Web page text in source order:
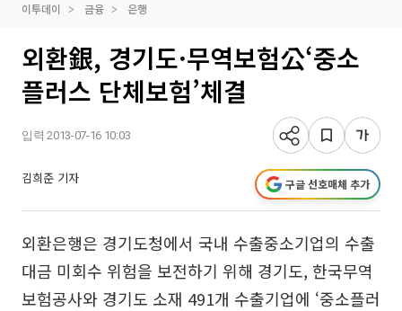
이투데이 금융 은행
외환銀, 경기도·무역보험公‘중소
플러스 단체보험’체결
입력 2013-07-16 10:03
김희준 기자 구글 선호매체 추가
외환은행은 경기도청에서 국내 수출중소기업의 수출
대금 미회수 위험을 보전하기 위해 경기도, 한국무역
보험공사와 경기도 소재 491개 수출기업에 ‘중소플러